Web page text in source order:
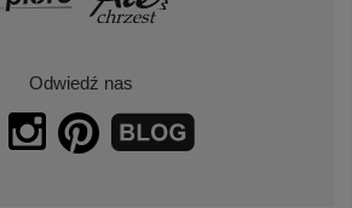
Odwiedź nas